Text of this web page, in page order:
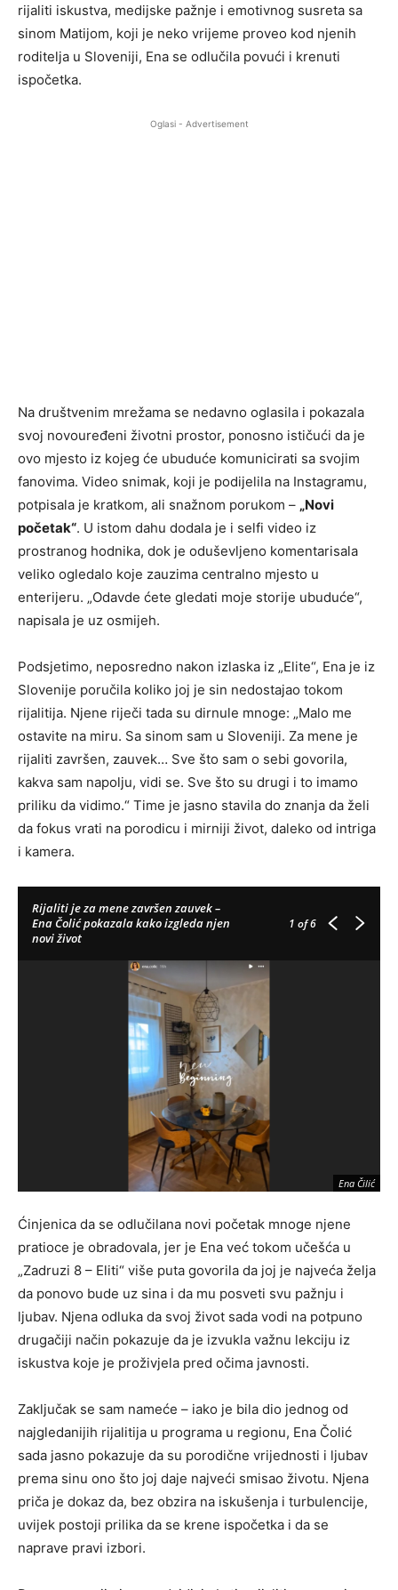
rijaliti iskustva, medijske pažnje i emotivnog susreta sa
sinom Matijom, koji je neko vrijeme proveo kod njenih
roditelja u Sloveniji, Ena se odlučila povući i krenuti
ispočetka.
Oglasi - Advertisement
Na društvenim mrežama se nedavno oglasila i pokazala
svoj novouređeni životni prostor, ponosno ističući da je
ovo mjesto iz kojeg će ubuduće komunicirati sa svojim
fanovima. Video snimak, koji je podijelila na Instagramu,
potpisala je kratkom, ali snažnom porukom – „Novi
početak“. U istom dahu dodala je i selfi video iz
prostranog hodnika, dok je oduševljeno komentarisala
veliko ogledalo koje zauzima centralno mjesto u
enterijeru. „Odavde ćete gledati moje storije ubuduće“,
napisala je uz osmijeh.
Podsjetimo, neposredno nakon izlaska iz „Elite“, Ena je iz
Slovenije poručila koliko joj je sin nedostajao tokom
rijalitija. Njene riječi tada su dirnule mnoge: „Malo me
ostavite na miru. Sa sinom sam u Sloveniji. Za mene je
rijaliti završen, zauvek… Sve što sam o sebi govorila,
kakva sam napolju, vidi se. Sve što su drugi i to imamo
priliku da vidimo.“ Time je jasno stavila do znanja da želi
da fokus vrati na porodicu i mirniji život, daleko od intriga
i kamera.
Rijaliti je za mene završen zauvek –
Ena Čolić pokazala kako izgleda njen
novi život
1 of 6
Ena Čilić
Ćinjenica da se odlučilana novi početak mnoge njene
pratioce je obradovala, jer je Ena već tokom učešća u
„Zadruzi 8 – Eliti“ više puta govorila da joj je najveća želja
da ponovo bude uz sina i da mu posveti svu pažnju i
ljubav. Njena odluka da svoj život sada vodi na potpuno
drugačiji način pokazuje da je izvukla važnu lekciju iz
iskustva koje je proživjela pred očima javnosti.
Zaključak se sam nameće – iako je bila dio jednog od
najgledanijih rijalitija u programa u regionu, Ena Čolić
sada jasno pokazuje da su porodične vrijednosti i ljubav
prema sinu ono što joj daje najveći smisao životu. Njena
priča je dokaz da, bez obzira na iskušenja i turbulencije,
uvijek postoji prilika da se krene ispočetka i da se
naprave pravi izbori.